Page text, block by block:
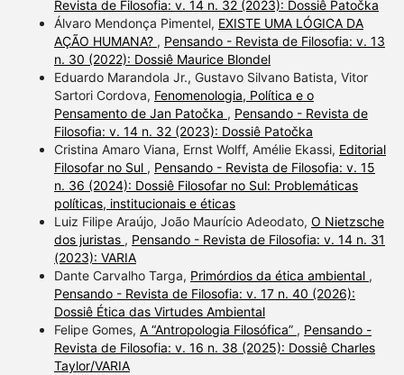
Revista de Filosofia: v. 14 n. 32 (2023): Dossiê Patočka
Álvaro Mendonça Pimentel, EXISTE UMA LÓGICA DA
AÇÃO HUMANA? , Pensando - Revista de Filosofia: v. 13
n. 30 (2022): Dossiê Maurice Blondel
Eduardo Marandola Jr., Gustavo Silvano Batista, Vitor
Sartori Cordova, Fenomenologia, Política e o
Pensamento de Jan Patočka , Pensando - Revista de
Filosofia: v. 14 n. 32 (2023): Dossiê Patočka
Cristina Amaro Viana, Ernst Wolff, Amélie Ekassi, Editorial
Filosofar no Sul , Pensando - Revista de Filosofia: v. 15
n. 36 (2024): Dossiê Filosofar no Sul: Problemáticas
políticas, institucionais e éticas
Luiz Filipe Araújo, João Maurício Adeodato, O Nietzsche
dos juristas , Pensando - Revista de Filosofia: v. 14 n. 31
(2023): VARIA
Dante Carvalho Targa, Primórdios da ética ambiental ,
Pensando - Revista de Filosofia: v. 17 n. 40 (2026):
Dossiê Ética das Virtudes Ambiental
Felipe Gomes, A “Antropologia Filosófica” , Pensando -
Revista de Filosofia: v. 16 n. 38 (2025): Dossiê Charles
Taylor/VARIA